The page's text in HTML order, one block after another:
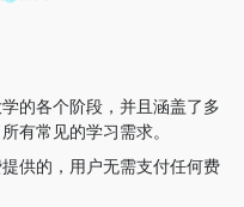
的各个阶段，并且涵盖了多
有常见的学习需求。
供的，用户无需支付任何费